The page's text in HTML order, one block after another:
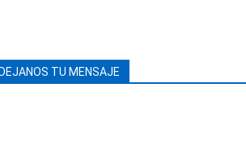
DEJANOS TU MENSAJE